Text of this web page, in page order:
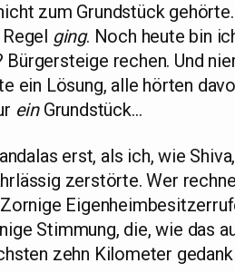
zum Grund­stück
ging. Noch heu­te bin
rechen. Und
ein Lösung, alle hör­ten
einGrundstück…
erst, als ich, wie
zer­stör­te. Wer
Stim­mung, die, wie das
zehn Kilo­me­ter